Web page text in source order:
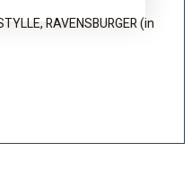
RAVENSBURGER (in